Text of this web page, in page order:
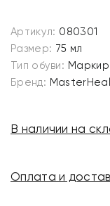
Артикул: 080301
Размер: 75 мл
Тип обуви:
Бренд: MasterHeal
В наличии на
Оплата и